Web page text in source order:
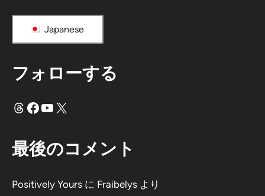
Japanese
フォローする
スレッド フェイスブックユーチューブX
最後のコメント
Positively Yours に Fraibelys より